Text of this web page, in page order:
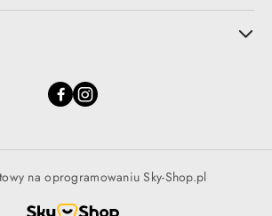
na oprogramowaniu Sky-Shop.pl